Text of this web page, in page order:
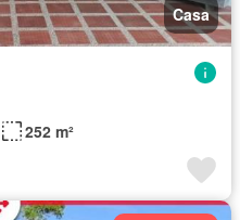
Casa
252 m²